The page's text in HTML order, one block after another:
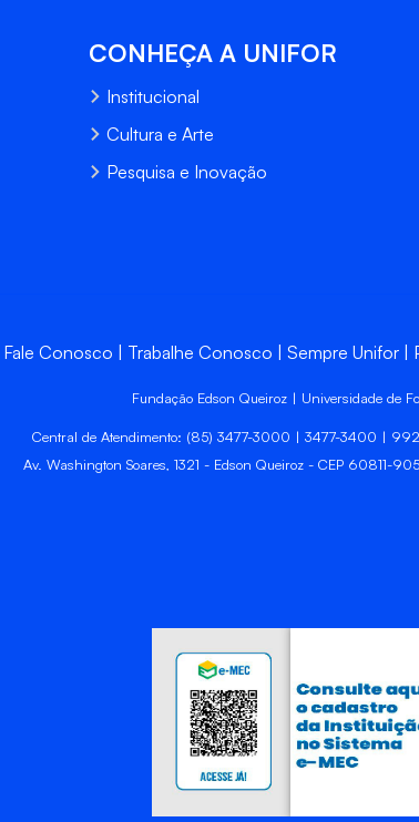
CONHEÇA A UNIFOR
Institucional
Cultura e Arte
Pesquisa e Inovação
Fale Conosco Trabalhe Conosco Sempre Unifor
Fundação Edson Queiroz | Universidade de
Central de Atendimento: (85) 3477-3000 | 3477-3400 |
Av. Washington Soares, 1321 - Edson Queiroz - CEP 60811-